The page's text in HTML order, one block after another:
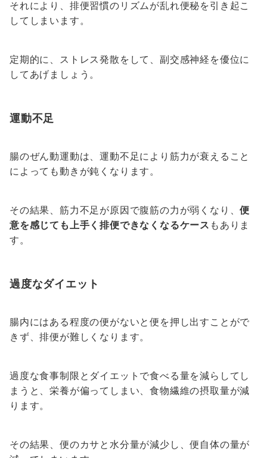
それにより、排便習慣のリズムが乱れ便秘を引き起こ
してしまいます。
定期的に、ストレス発散をして、副交感神経を優位に
してあげましょう。
運動不足
腸のぜん動運動は、運動不足により筋力が衰えること
によっても動きが鈍くなります。
その結果、筋力不足が原因で腹筋の力が弱くなり、便
意を感じても上手く排便できなくなるケース もありま
す。
過度なダイエット
腸内にはある程度の便がないと便を押し出すことがで
きず、排便が難しくなります。
過度な食事制限とダイエットで食べる量を減らしてし
まうと、栄養が偏ってしまい、食物繊維の摂取量が減
ります。
その結果、便のカサと水分量が減少し、便自体の量が